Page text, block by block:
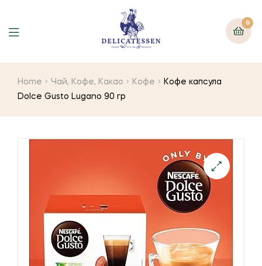
0
Home Чай, Кофе, Какао Кофе
Кофе капсула
Dolce Gusto Lugano 90 гр